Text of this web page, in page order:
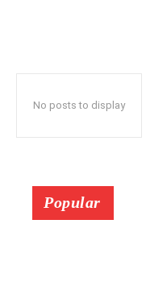
No posts to display
Popular